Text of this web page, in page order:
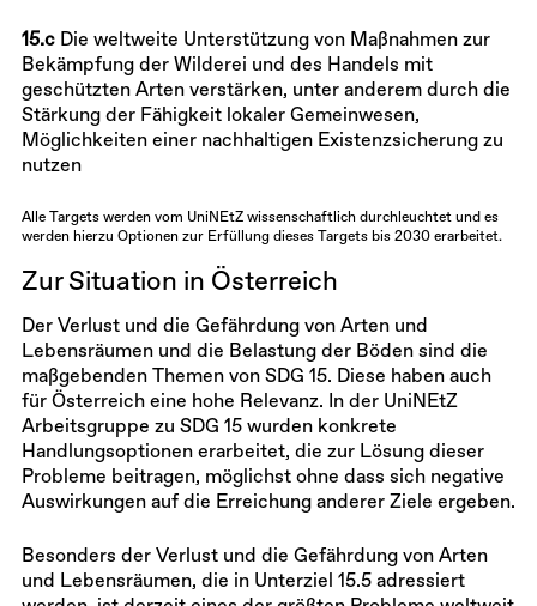
15.c Die weltweite Unterstützung von Maßnahmen zur
Bekämpfung der Wilderei und des Handels mit
geschützten Arten verstärken, unter anderem durch die
Stärkung der Fähigkeit lokaler Gemeinwesen,
Möglichkeiten einer nachhaltigen Existenzsicherung zu
nutzen
Alle Targets werden vom UniNEtZ wissenschaftlich durchleuchtet und es
werden hierzu Optionen zur Erfüllung dieses Targets bis 2030 erarbeitet.
Zur Situation in Österreich
Der Verlust und die Gefährdung von Arten und
Lebensräumen und die Belastung der Böden sind die
maßgebenden Themen von SDG 15. Diese haben auch
für Österreich eine hohe Relevanz. In der UniNEtZ
Arbeitsgruppe zu SDG 15 wurden konkrete
Handlungsoptionen erarbeitet, die zur Lösung dieser
Probleme beitragen, möglichst ohne dass sich negative
Auswirkungen auf die Erreichung anderer Ziele ergeben.
Besonders der Verlust und die Gefährdung von Arten
und Lebensräumen, die in Unterziel 15.5 adressiert